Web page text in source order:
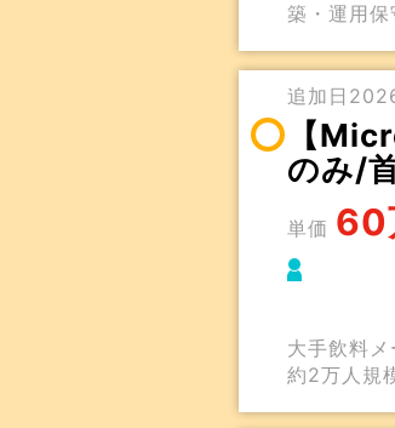
築・運用保
追加日
【
のみ/
単価 60
大手飲料
約2万人規